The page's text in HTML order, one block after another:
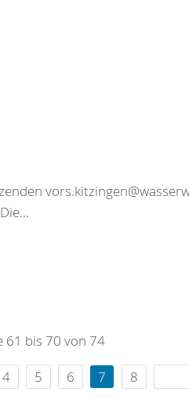
61 bis 70 von 74
4 5 6 7 8